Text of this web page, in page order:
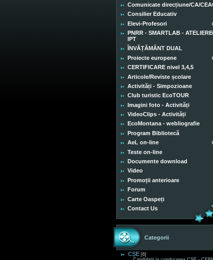
Comunicate direcțiune/CA/
Consilier Educativ
Elevi-Profesori
PNRR - SMARTLAB - ATELIERE
IPT
ÎNVĂȚĂMÂNT DUAL
Proiecte europene
CERTIFICARE nivel 3,4,5
Articole/Reviste școlare
Activități - Simpozioane
Club turistic EcoTOUR
Imagini foto - Activități
VideoClips - Activități
EcoMontana - webliografie
Program Bibliotecă
AeL on-line
Teste on-line
Documente download
Video
Promoții anterioare
Forum
Carte Oaspeți
Contact Us
Categorii
CȘE [6]